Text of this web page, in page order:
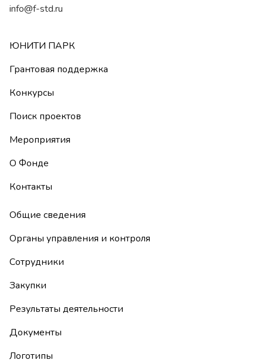
info@f-std.ru
ЮНИТИ ПАРК
Грантовая поддержка
Конкурсы
Поиск проектов
Мероприятия
О Фонде
Контакты
Общие сведения
Органы управления и контроля
Сотрудники
Закупки
Результаты деятельности
Документы
Логотипы